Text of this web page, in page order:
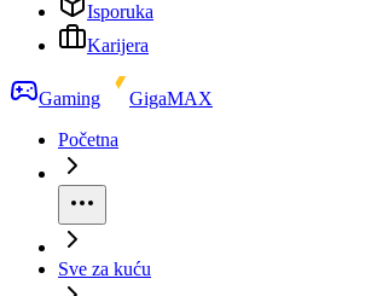
Isporuka
Karijera
Gaming
GigaMAX
Početna
Sve za kuću